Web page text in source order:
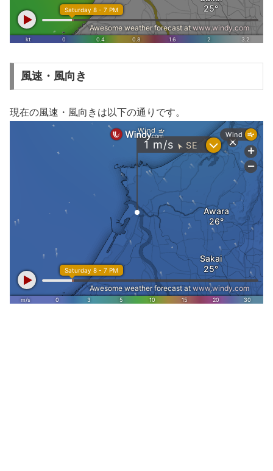
風速・風向き
現在の風速・風向きは以下の通りです。